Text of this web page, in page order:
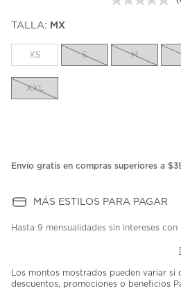
TALLA: MX
XS S M
XXL
Envío gratis en compras superiores a
MÁS ESTILOS PARA PAGAR
Hasta 9 mensualidades sin intereses con
Los montos mostrados pueden variar
descuentos, promociones o beneficios